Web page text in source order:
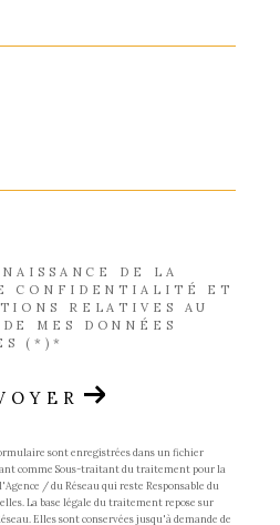
DE LA
CONFIDENTIALITÉ ET
RELATIVES AU
MES DONNÉES
(*)*
sont enregistrées dans un fichier
comme Sous-traitant du traitement pour la
/ du Réseau qui reste Responsable du
La base légale du traitement repose sur
Elles sont conservées jusqu'à demande de